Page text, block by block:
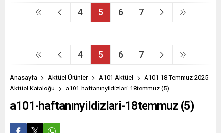
4 5 6 7
4 5 6 7
Anasayfa Aktüel Ürünler A101 Aktüel
A101 18 Temmuz 2025
Aktüel Kataloğu
a101-haftanınyildizlari-18temmuz (5)
a101-haftanınyildizlari-18temmuz (5)